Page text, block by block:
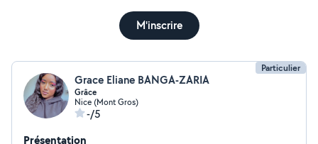
M'inscrire
Particulier
Grace Eliane BANGA-ZARIA
Grâce
Nice (Mont Gros)
-/5
Présentation